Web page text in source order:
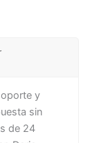
y
sin
de 24